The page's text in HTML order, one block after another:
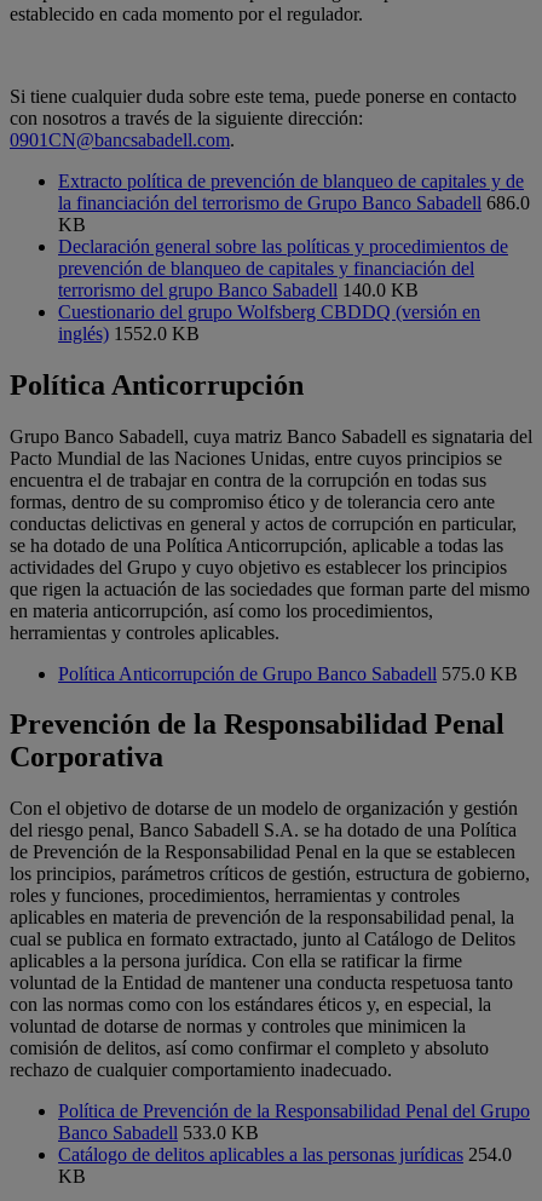
establecido en cada momento por el regulador.
Si tiene cualquier duda sobre este tema, puede ponerse en contacto
con nosotros a través de la siguiente dirección:
0901CN@bancsabadell.com.
Extracto política de prevención de blanqueo de capitales y de
la financiación del terrorismo de Grupo Banco Sabadell 686.0
KB
Declaración general sobre las políticas y procedimientos de
prevención de blanqueo de capitales y financiación del
terrorismo del grupo Banco Sabadell 140.0 KB
Cuestionario del grupo Wolfsberg CBDDQ (versión en
inglés) 1552.0 KB
Política Anticorrupción
Grupo Banco Sabadell, cuya matriz Banco Sabadell es signataria del
Pacto Mundial de las Naciones Unidas, entre cuyos principios se
encuentra el de trabajar en contra de la corrupción en todas sus
formas, dentro de su compromiso ético y de tolerancia cero ante
conductas delictivas en general y actos de corrupción en particular,
se ha dotado de una Política Anticorrupción, aplicable a todas las
actividades del Grupo y cuyo objetivo es establecer los principios
que rigen la actuación de las sociedades que forman parte del mismo
en materia anticorrupción, así como los procedimientos,
herramientas y controles aplicables.
Política Anticorrupción de Grupo Banco Sabadell 575.0 KB
Prevención de la Responsabilidad Penal
Corporativa
Con el objetivo de dotarse de un modelo de organización y gestión
del riesgo penal, Banco Sabadell S.A. se ha dotado de una Política
de Prevención de la Responsabilidad Penal en la que se establecen
los principios, parámetros críticos de gestión, estructura de gobierno,
roles y funciones, procedimientos, herramientas y controles
aplicables en materia de prevención de la responsabilidad penal, la
cual se publica en formato extractado, junto al Catálogo de Delitos
aplicables a la persona jurídica. Con ella se ratificar la firme
voluntad de la Entidad de mantener una conducta respetuosa tanto
con las normas como con los estándares éticos y, en especial, la
voluntad de dotarse de normas y controles que minimicen la
comisión de delitos, así como confirmar el completo y absoluto
rechazo de cualquier comportamiento inadecuado.
Política de Prevención de la Responsabilidad Penal del Grupo
Banco Sabadell 533.0 KB
Catálogo de delitos aplicables a las personas jurídicas 254.0
KB